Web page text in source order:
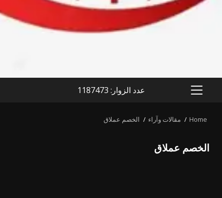
PRIMARY
عدد الزوار: 1187473
Home مقالات وآراء الخصم عملاق
الخصم عملاق